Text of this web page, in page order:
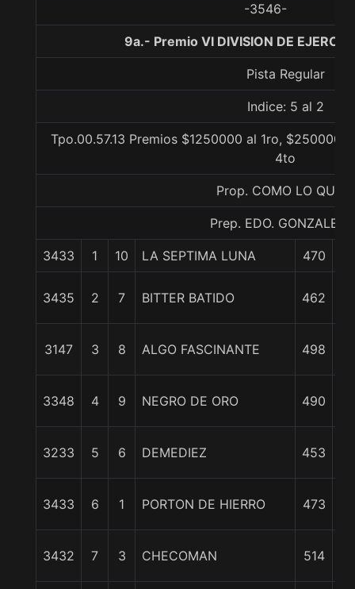
-3546-
9a.- Premio VI DIVISION DE
Pista Regular
Indice: 5 al 2
Tpo.00.57.13 Premios $1250000 al 1ro, $250000
4to
Prop. COMO LO QUERI
Prep. EDO. GONZALEZ
3433 1 10 LA SEPTIMA LUNA 470
3435 2 7 BITTER BATIDO 462
3147 3 8 ALGO FASCINANTE 498
3348 4 9 NEGRO DE ORO 490
3233 5 6 DEMEDIEZ 453
3433 6 1 PORTON DE HIERRO 473
3432 7 3 CHECOMAN 514